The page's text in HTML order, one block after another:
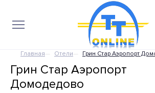
Главная Отели Грин Стар Аэропорт
Грин Стар Аэропорт
Домодедово